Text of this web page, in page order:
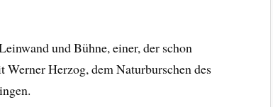
und Bühne, einer, der schon
Herzog, dem Naturburschen des